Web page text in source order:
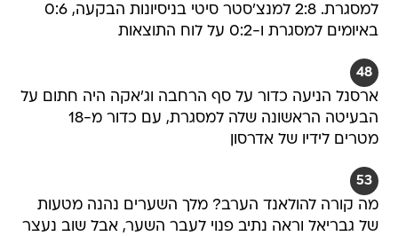
למסגרת. 2:8 למנצ'סטר סיטי בניסיונות הבקעה, 0:6
באיומים למסגרת ו-0:2 על לוח התוצאות
48
ארסנל הניעה כדור על סף הרחבה וג'אקה היה חתום על
הבעיטה הראשונה שלה למסגרת, עם כדור מ-18
מטרים לידיו של אדרסון
53
מה קורה להולאנד הערב? מלך השערים נהנה מטעות
של גבריאל וראה נתיב פנוי לעבר השער, אבל שוב נעצר